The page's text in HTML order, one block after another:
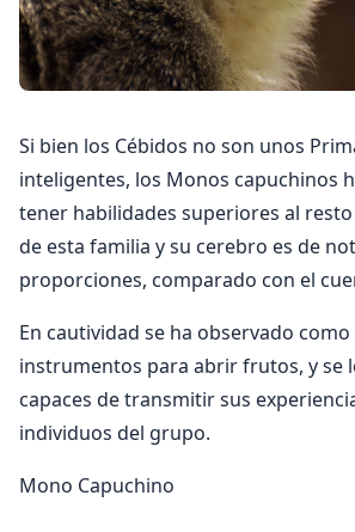
Si bien los Cébidos no son unos
inteligentes, los Monos capuchinos
tener habilidades superiores al resto
de esta familia y su cerebro es de
proporciones, comparado con el
En cautividad se ha observado
instrumentos para abrir frutos, y se
capaces de transmitir sus
individuos del grupo.
Mono Capuchino